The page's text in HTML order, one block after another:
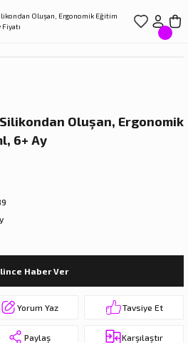
Oluşan, Ergonomik
6+ Ay
Haber Ver
Yorum Yaz Tavsiye Et
Paylaş Karşılaştır